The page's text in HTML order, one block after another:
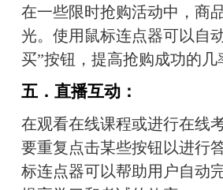
在一些限时抢购活动中，商
光。使用鼠标连点器可以自
买”按钮，提高抢购成功的几
五． 直播互动：
在观看在线课程或进行在线
要重复点击某些按钮以进行
标连点器可以帮助用户自动